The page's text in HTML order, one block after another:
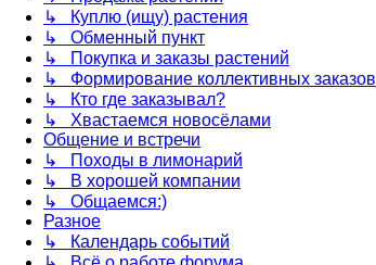
↳ Куплю (ищу) растения
↳ Обменный пункт
↳ Покупка и заказы растений
↳ Формирование коллективных заказов
↳ Кто где заказывал?
↳ Хвастаемся новосёлами
Общение и встречи
↳ Походы в лимонарий
↳ В хорошей компании
↳ Общаемся:)
Разное
↳ Календарь событий